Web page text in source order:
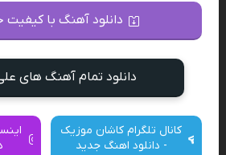
دانلود آهنگ با کیفیت
دانلود تمام آهنگ های
کانال تلگرام کاشان موزیک
- دانلود اهنگ جدید